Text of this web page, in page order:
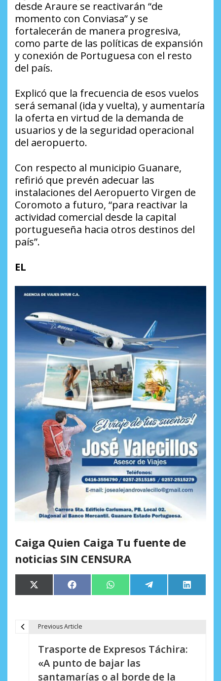
desde Araure se reactivarán “de
momento con Conviasa” y se
fortalecerán de manera progresiva,
como parte de las políticas de expansión
y conexión de Portuguesa con el resto
del país.
Explicó que la frecuencia de esos vuelos
será semanal (ida y vuelta), y aumentaría
la oferta en virtud de la demanda de
usuarios y de la seguridad operacional
del aeropuerto.
Con respecto al municipio Guanare,
refirió que prevén adecuar las
instalaciones del Aeropuerto Virgen de
Coromoto a futuro, “para reactivar la
actividad comercial desde la capital
portugueseña hacia otros destinos del
país”.
EL
Caiga Quien Caiga Tu fuente de
noticias SIN CENSURA
Compartir
en
X
(Twitter)
Compartir
en
Facebook Compartir
en
WhatsApp Compartir
en
Telegram
en
LinkedIn
Previous Article
Trasporte de Expresos Táchira:
«A punto de bajar las
santamarías o al borde de la